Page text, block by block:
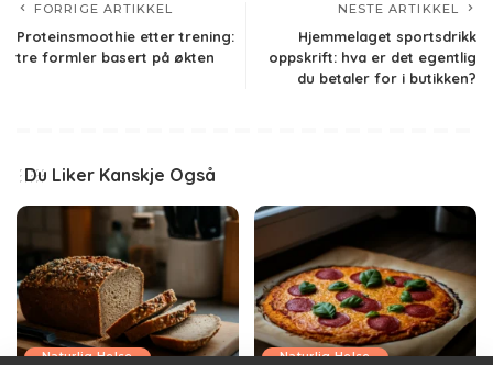
FORRIGE ARTIKKEL
Proteinsmoothie etter trening:
tre formler basert på økten
NESTE ARTIKKEL
Hjemmelaget sportsdrikk
oppskrift: hva er det egentlig
du betaler for i butikken?
Du Liker Kanskje Også
Naturlig Helse Naturlig Helse